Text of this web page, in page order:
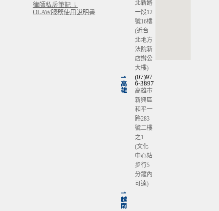
律師私房筆記 ⇂
OLAW服務使用說明書
北新路
一段12
號16樓
(近台
北地方
法院新
店辦公
大樓)
⇀
高
雄
(07)97
6-3897
高雄市
新興區
和平一
路283
號二樓
之1
(文化
中心站
步行5
分鐘內
可達)
⇀
越
南